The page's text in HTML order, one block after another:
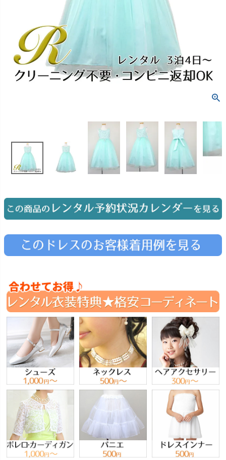
コスチューム
インナー・パニエ アクセサリー
ジュエリー 音楽雑貨
Graduation & Entrance
卒業式・入学式
きちんと感のあるフォーマル 3歳・5歳・7歳の晴れの日
Buy & Supportご購入・サポート
07 販売・共通のご案内
品質・返品・お手入れ
08 送料・お支払い
送料・決済方法
店舗を予約する →
Photography
Angel's Photo Studio
予約 Web または お電話
特典 ヘアメイク・着付け